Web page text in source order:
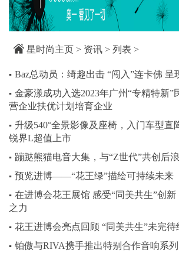
星时尚主页 > 资讯 > 列表 >
▪ Baz总动员：绮趣出击 “闯入”连卡佛 呈
▪ 金豪漾成功入选2023年广州“专精特新”
营企业扶优计划培育企业
▪ 升级540°全景影像及座椅，入门车型直
锐界L超值上市
▪ 蹦跶熊猫电音大集，与“Z世代”共创后
▪ 预览进博——“花王绿”描绘可持续未来
▪ 在进博会花王展馆 感受“同美共生”创新
之力
▪ 花王进博会亮点回顾 “同美共生”未完待
▪ 铂傲与RIVA携手推出特别合作音响系列